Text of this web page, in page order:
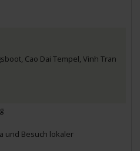
Cao Dai Tempel, Vinh Tran
und Besuch lokaler